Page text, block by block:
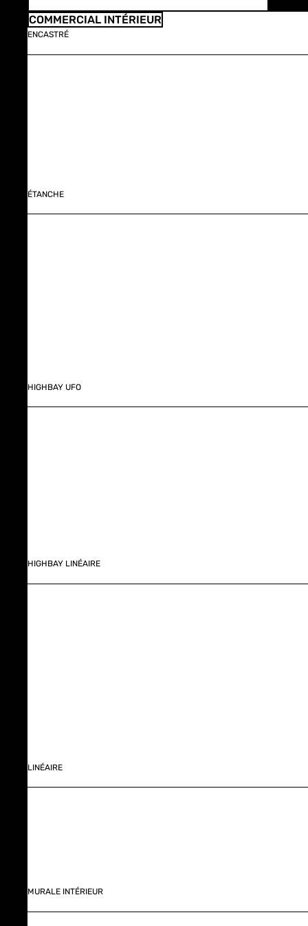
COMMERCIAL INTÉRIEUR
ENCASTRÉ
ÉTANCHE
HIGHBAY UFO
HIGHBAY LINÉAIRE
LINÉAIRE
MURALE INTÉRIEUR